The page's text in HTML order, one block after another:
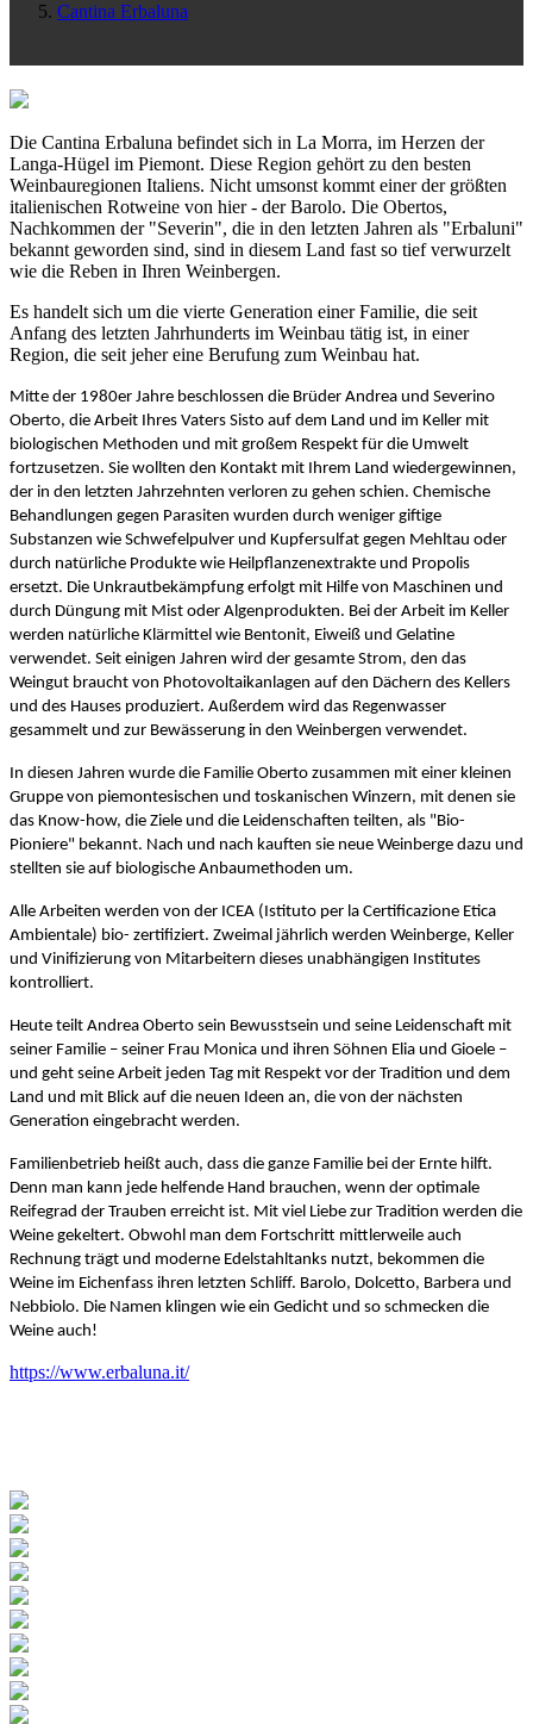
Cantina Erbaluna
Die Cantina Erbaluna befindet sich in La Morra, im Herzen der
Langa-Hügel im Piemont. Diese Region gehört zu den besten
Weinbauregionen Italiens. Nicht umsonst kommt einer der größten
italienischen Rotweine von hier - der Barolo. Die Obertos,
Nachkommen der "Severin", die in den letzten Jahren als "Erbaluni"
bekannt geworden sind, sind in diesem Land fast so tief verwurzelt
wie die Reben in Ihren Weinbergen.
Es handelt sich um die vierte Generation einer Familie, die seit
Anfang des letzten Jahrhunderts im Weinbau tätig ist, in einer
Region, die seit jeher eine Berufung zum Weinbau hat.
Mitte der 1980er Jahre beschlossen die Brüder Andrea und Severino
Oberto, die Arbeit Ihres Vaters Sisto auf dem Land und im Keller mit
biologischen Methoden und mit großem Respekt für die Umwelt
fortzusetzen. Sie wollten den Kontakt mit Ihrem Land wiedergewinnen,
der in den letzten Jahrzehnten verloren zu gehen schien. Chemische
Behandlungen gegen Parasiten wurden durch weniger giftige
Substanzen wie Schwefelpulver und Kupfersulfat gegen Mehltau oder
durch natürliche Produkte wie Heilpflanzenextrakte und Propolis
ersetzt. Die Unkrautbekämpfung erfolgt mit Hilfe von Maschinen und
durch Düngung mit Mist oder Algenprodukten. Bei der Arbeit im Keller
werden natürliche Klärmittel wie Bentonit, Eiweiß und Gelatine
verwendet. Seit einigen Jahren wird der gesamte Strom, den das
Weingut braucht von Photovoltaikanlagen auf den Dächern des Kellers
und des Hauses produziert. Außerdem wird das Regenwasser
gesammelt und zur Bewässerung in den Weinbergen verwendet.
In diesen Jahren wurde die Familie Oberto zusammen mit einer kleinen
Gruppe von piemontesischen und toskanischen Winzern, mit denen sie
das Know-how, die Ziele und die Leidenschaften teilten, als "Bio-
Pioniere" bekannt. Nach und nach kauften sie neue Weinberge dazu und
stellten sie auf biologische Anbaumethoden um.
Alle Arbeiten werden von der ICEA (Istituto per la Certificazione Etica
Ambientale) bio- zertifiziert. Zweimal jährlich werden Weinberge, Keller
und Vinifizierung von Mitarbeitern dieses unabhängigen Institutes
kontrolliert.
Heute teilt Andrea Oberto sein Bewusstsein und seine Leidenschaft mit
seiner Familie – seiner Frau Monica und ihren Söhnen Elia und Gioele –
und geht seine Arbeit jeden Tag mit Respekt vor der Tradition und dem
Land und mit Blick auf die neuen Ideen an, die von der nächsten
Generation eingebracht werden.
Familienbetrieb heißt auch, dass die ganze Familie bei der Ernte hilft.
Denn man kann jede helfende Hand brauchen, wenn der optimale
Reifegrad der Trauben erreicht ist. Mit viel Liebe zur Tradition werden die
Weine gekeltert. Obwohl man dem Fortschritt mittlerweile auch
Rechnung trägt und moderne Edelstahltanks nutzt, bekommen die
Weine im Eichenfass ihren letzten Schliff. Barolo, Dolcetto, Barbera und
Nebbiolo. Die Namen klingen wie ein Gedicht und so schmecken die
Weine auch!
https://www.erbaluna.it/